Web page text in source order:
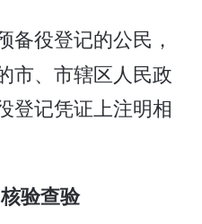
备役登记的公民，
市、市辖区人民政
登记凭证上注明相
验查验